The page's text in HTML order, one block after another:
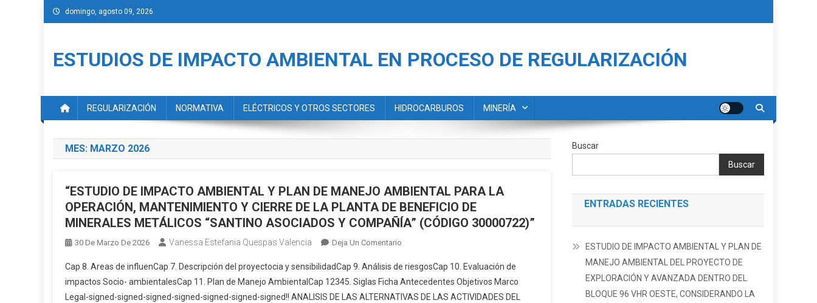
Saltar
al
domingo, agosto 09, 2026
ESTUDIOS DE IMPACTO AMBIENTAL EN PROCESO DE REGULARIZACIÓN
REGULARIZACIÓN NORMATIVA ELÉCTRICOS Y OTROS SECTORES HIDROCARBUROS MINERÍA
MES: MARZO 2026
“ESTUDIO DE IMPACTO AMBIENTAL Y PLAN DE MANEJO AMBIENTAL PARA LA
OPERACIÓN, MANTENIMIENTO Y CIERRE DE LA PLANTA DE BENEFICIO DE
MINERALES METÁLICOS “SANTINO ASOCIADOS Y COMPAÑÍA” (CÓDIGO 30000722)”
30 De Marzo De 2026 Vanessa Estefania Quespas Valencia Deja Un Comentario
DE
IMPACTO
AMBIENTAL
Cap 8. Areas de influenCap 7. Descripción del proyectocia y sensibilidadCap 9. Análisis de riesgosCap 10. Evaluación de
impactos Socio- ambientalesCap 11. Plan de Manejo AmbientalCap 12345. Siglas Ficha Antecedentes Objetivos Marco
Legal-signed-signed-signed-signed-signed-signed-signed!! ANALISIS DE LAS ALTERNATIVAS DE LAS ACTIVIDADES DEL
Buscar
Buscar
ENTRADAS RECIENTES
ESTUDIO DE IMPACTO AMBIENTAL Y PLAN DE
MANEJO AMBIENTAL DEL PROYECTO DE
EXPLORACIÓN Y AVANZADA DENTRO DEL
BLOQUE 96 VHR OESTE, CONSIDERANDO LA